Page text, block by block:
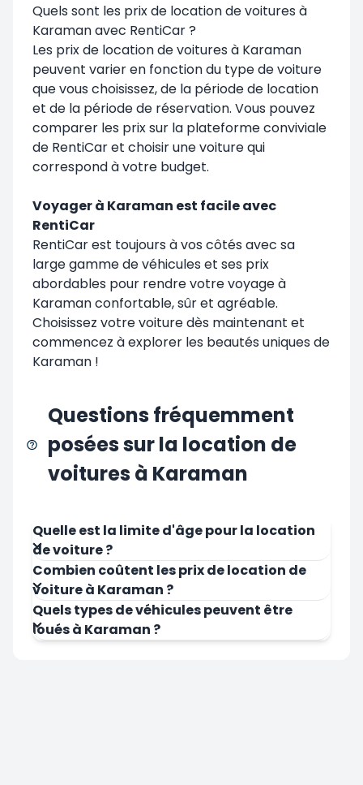
Quels sont les prix de location de voitures à
Karaman avec RentiCar ?
Les prix de location de voitures à Karaman
peuvent varier en fonction du type de voiture
que vous choisissez, de la période de location
et de la période de réservation. Vous pouvez
comparer les prix sur la plateforme conviviale
de RentiCaret choisir une voiture qui
correspond à votre budget.
Voyager à Karaman est facile avec
RentiCar
RentiCar est toujours à vos côtés avec sa
large gamme de véhicules et ses prix
abordables pour rendre votre voyage à
Karaman confortable, sûr et agréable.
Choisissez votre voiture dès maintenant et
commencez à explorer les beautés uniques de
Karaman !
Questions fréquemment
posées sur la location de
voitures à Karaman
Quelle est la limite d'âge pour la location
de voiture ?
Combien coûtent les prix de location de
voiture à Karaman ?
Quels types de véhicules peuvent être
loués à Karaman ?